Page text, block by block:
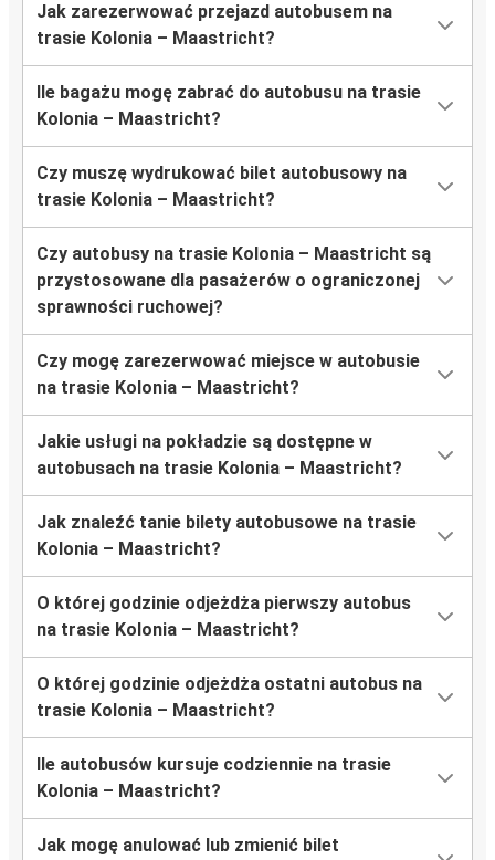
Jak zarezerwować przejazd autobusem na
trasie Kolonia – Maastricht?
Ile bagażu mogę zabrać do autobusu na trasie
Kolonia – Maastricht?
Czy muszę wydrukować bilet autobusowy na
trasie Kolonia – Maastricht?
Czy autobusy na trasie Kolonia – Maastricht są
przystosowane dla pasażerów o ograniczonej
sprawności ruchowej?
Czy mogę zarezerwować miejsce w autobusie
na trasie Kolonia – Maastricht?
Jakie usługi na pokładzie są dostępne w
autobusach na trasie Kolonia – Maastricht?
Jak znaleźć tanie bilety autobusowe na trasie
Kolonia – Maastricht?
O której godzinie odjeżdża pierwszy autobus
na trasie Kolonia – Maastricht?
O której godzinie odjeżdża ostatni autobus na
trasie Kolonia – Maastricht?
Ile autobusów kursuje codziennie na trasie
Kolonia – Maastricht?
Jak mogę anulować lub zmienić bilet